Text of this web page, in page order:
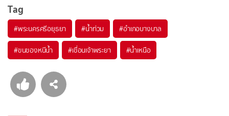
Tag
#พระนครศรีอยุธยา #น้ำท่วม #อำเภอบางบาล
#ขนของหนีน้ำ #เขื่อนเจ้าพระยา #น้ำเหนือ